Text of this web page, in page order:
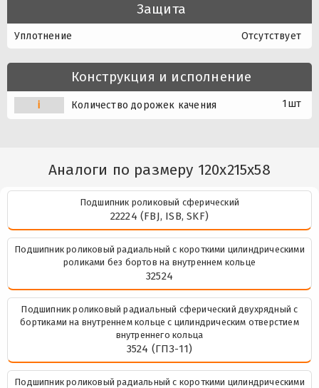
Защита
Уплотнение Отсутствует
Конструкция и исполнение
i Количество дорожек качения 1шт
Аналоги по размеру 120x215x58
Подшипник роликовый сферический
22224 (FBJ, ISB, SKF)
Подшипник роликовый радиальный с короткими цилиндрическими
роликами без бортов на внутреннем кольце
32524
Подшипник роликовый радиальный сферический двухрядный с
бортиками на внутреннем кольце с цилиндрическим отверстием
внутреннего кольца
3524 (ГПЗ-11)
Подшипник роликовый радиальный с короткими цилиндрическими